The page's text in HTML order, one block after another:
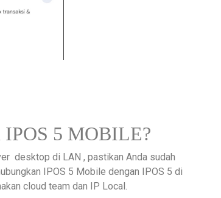
IPOS 5 MOBILE?
desktop di LAN , pastikan Anda sudah
IPOS 5 Mobile dengan IPOS 5 di
cloud team dan IP Local.